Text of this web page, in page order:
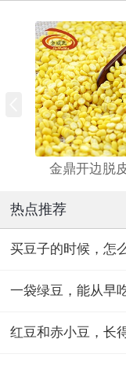
金鼎开边脱
热点推荐
买豆子的时候，怎
一袋绿豆，能从早
红豆和赤小豆，长